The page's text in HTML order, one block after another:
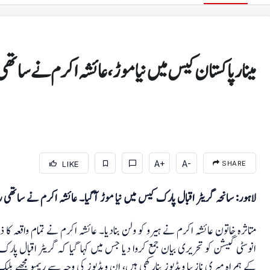
مینار پاکستان کیس میں نیا موڑ، عائشہ اکرم نے
LIKE A+ A- SHARE
لاہور: سانحہ گریٹر اقبال پارک کیس میں نیا موڑ آگیا۔ عائشہ اکرم نے ساتھی
متاثرہ خاتون عائشہ اکرم نے ہیرو کو ولن بنادیا۔ عائشہ اکرم نے تمام واقعہ
انوسٹی گیشن کو تحریری بیان جمع کروا دیا جس میں کہا گیا کہ گریٹر اقبال
سرد موسم نے میرا جسم اکڑ کر رکھ دیا جس کی وجہ سے